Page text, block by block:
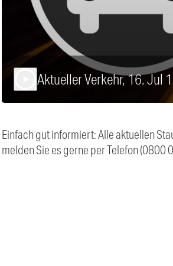
Aktueller Verkehr, 16. Jul
Einfach gut informiert: Alle aktuellen
melden Sie es gerne per Telefon